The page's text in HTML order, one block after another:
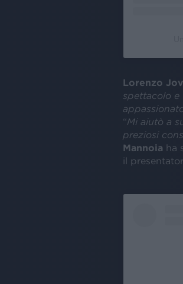
Lorenzo
spettacolo e
“Mi aiutò a
preziosi
Mannoia ha
il